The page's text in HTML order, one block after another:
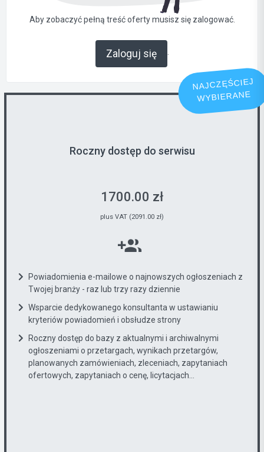
Aby zobaczyć pełną treść oferty musisz się zalogować.
Zaloguj się .
NAJCZĘŚCIEJ
WYBIERANE
Roczny dostęp do serwisu
1700.00 zł
plus VAT (2091.00 zł)
Powiadomienia e-mailowe o najnowszych ogłoszeniach z
Twojej branży - raz lub trzy razy dziennie
Wsparcie dedykowanego konsultanta w ustawianiu
kryteriów powiadomień i obsłudze strony
Roczny dostęp do bazy z aktualnymi i archiwalnymi
ogłoszeniami o przetargach, wynikach przetargów,
planowanych zamówieniach, zleceniach, zapytaniach
ofertowych, zapytaniach o cenę, licytacjach...